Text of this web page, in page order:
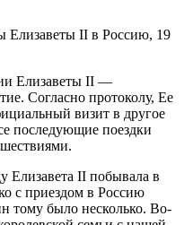
Елизаветы II в Россию, 19
Елизаветы II —
Согласно протоколу, Ее
визит в другое
последующие поездки
Елизавета II побывала в
с приездом в Россию
тому было несколько. Во-